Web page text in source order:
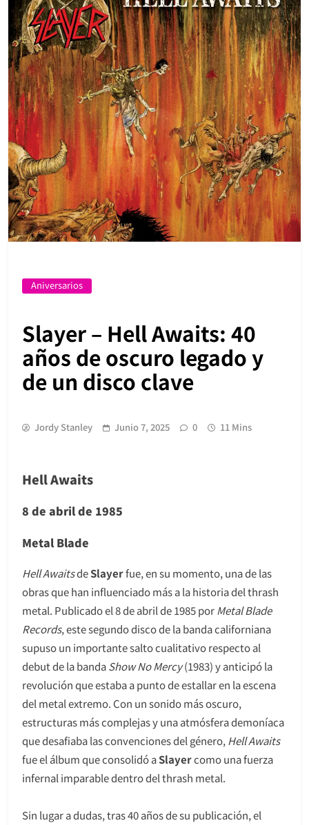
Aniversarios
Slayer – Hell Awaits: 40
años de oscuro legado y
de un disco clave
Jordy Stanley Junio 7, 2025 0 11 Mins
Hell Awaits
8 de abril de 1985
Metal Blade
Hell AwaitsdeSlayerfue, en su momento, una de las
obras que han influenciado más a la historia del thrash
metal. Publicado el 8 de abril de 1985 por Metal Blade
Records, este segundo disco de la banda californiana
supuso un importante salto cualitativo respecto al
debut de la bandaShow No Mercy(1983) y anticipó la
revolución que estaba a punto de estallar en la escena
del metal extremo. Con un sonido más oscuro,
estructuras más complejas y una atmósfera demoníaca
que desafiaba las convenciones del género, Hell Awaits
fue el álbum que consolidó aSlayercomo una fuerza
infernal imparable dentro del thrash metal.
Sin lugar a dudas, tras 40 años de su publicación, el